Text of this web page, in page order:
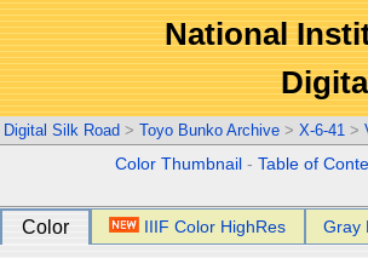
National
Digital Silk Road > Toyo Bunko Archive > X-6-41 >
Color Thumbnail -Table of
Color IIIF Color HighRes Gray